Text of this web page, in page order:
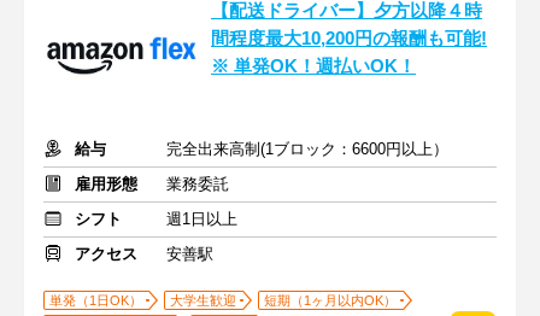
【配送ドライバー】夕方以降４時
間程度最大10,200円の報酬も可能!
※ 単発OK！週払いOK！
給与
完全出来高制(1ブロック：6600円以上）
雇用形態
業務委託
シフト
週1日以上
アクセス
安善駅
単発（1日OK） 大学生歓迎
短期（1ヶ月以内OK）